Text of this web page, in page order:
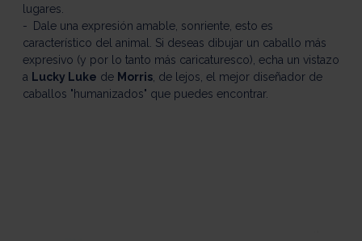
lugares.
Dale una expresión amable, sonriente, esto es
característico del animal. Si deseas dibujar un caballo más
expresivo (y por lo tanto más caricaturesco), echa un vistazo
a Lucky Luke de Morris, de lejos, el mejor diseñador de
caballos "humanizados" que puedes encontrar.